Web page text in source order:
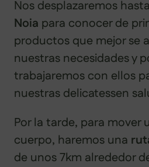
Nos desplazaremos
Noia para conocer de
productos que mejor se
nuestras necesidades y
trabajaremos con ellos
nuestras delicatessen
Por la tarde, para mover
cuerpo, haremos una
de unos 7km alrededor